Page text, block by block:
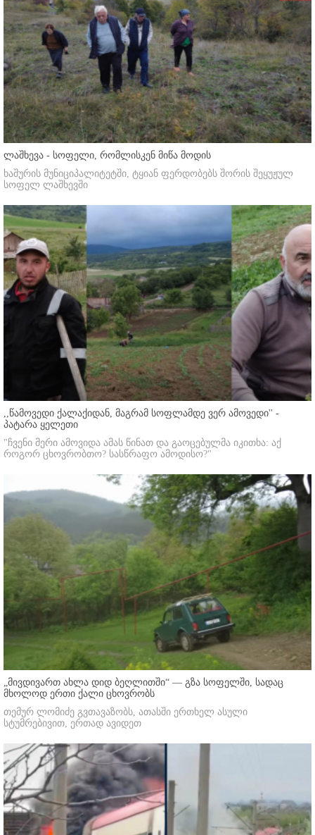
ლაშხევა - სოფელი, რომლისკენ მიწა მოდის
ხაშურის მუნიციპალიტეტში, ტყიან ფერდობებს შორის შეყუჟულ
სოფელ ლაშხევში
,,წამოვედი ქალაქიდან, მაგრამ სოფლამდე ვერ ამოვედი'' -
პატარა ყელეთი
"ჩვენი მერი ამოვიდა ამას წინათ და გაოცებულმა იკითხა: აქ
როგორ ცხოვრობთო? სასწრაფო ამოდისო?"
„მივდივართ ახლა დიდ ბეღლითში“ — გზა სოფელში, სადაც
მხოლოდ ერთი ქალი ცხოვრობს
თემურ ლომიძე გვთავაზობს, ათასში ერთხელ ასული
სტუმრებივით, ერთად ავიდეთ